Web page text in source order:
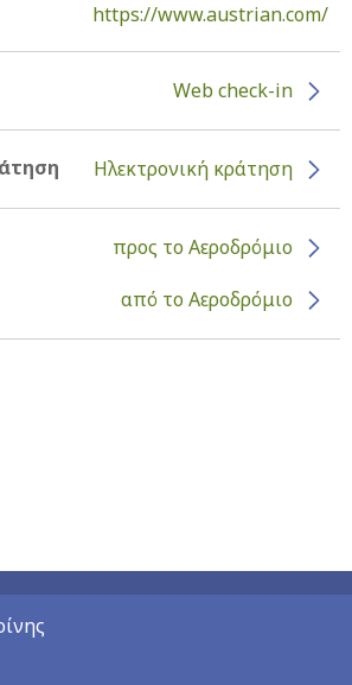
https://www.austrian.com/
Web check-in
Ηλεκτρονική κράτηση
προς το Αεροδρόμιο
από το Αεροδρόμιο